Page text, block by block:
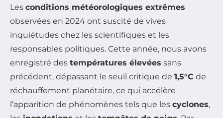
Les conditions météorologiques extrêmes
observées en 2024 ont suscité de vives
inquiétudes chez les scientifiques et les
responsables politiques. Cette année, nous avons
enregistré des températures élevées sans
précédent, dépassant le seuil critique de 1,5°C de
réchauffement planétaire, ce qui accélère
l’apparition de phénomènes tels que les cyclones,